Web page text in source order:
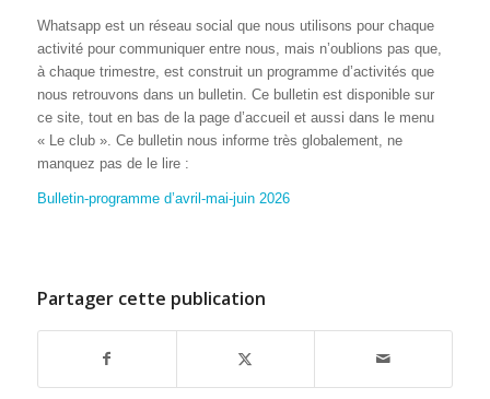
Whatsapp est un réseau social que nous utilisons pour chaque
activité pour communiquer entre nous, mais n’oublions pas que,
à chaque trimestre, est construit un programme d’activités que
nous retrouvons dans un bulletin. Ce bulletin est disponible sur
ce site, tout en bas de la page d’accueil et aussi dans le menu
« Le club ». Ce bulletin nous informe très globalement, ne
manquez pas de le lire :
Bulletin-programme d’avril-mai-juin 2026
Partager cette publication